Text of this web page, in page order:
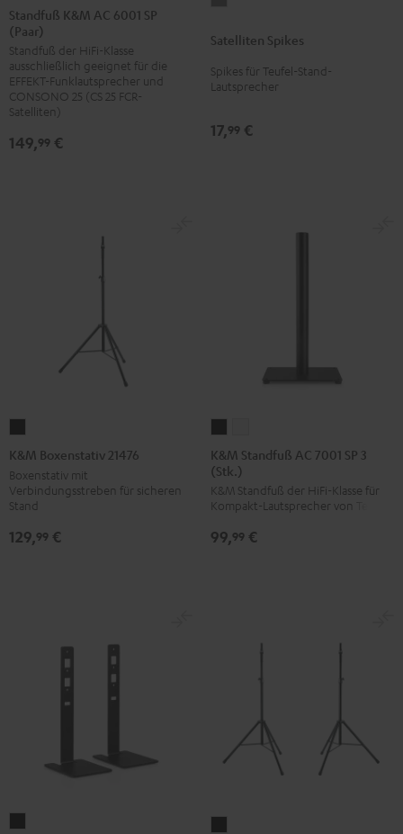
K&M
AC
6001
SP
(Paar)
Schwarz
K&M
6001
SP
(Paar)
Weiß
Standfuß K&M AC 6001 SP
(Paar)
Standfuß der HiFi-Klasse
ausschließlich geeignet für die
EFFEKT-Funklautsprecher und
CONSONO 25 (CS 25 FCR-
Satelliten)
149,99 €
Titan
Satelliten Spikes
Spikes für Teufel-Stand-
Lautsprecher
17,99 €
Boxenstativ
21476
Schwarz
K&M Boxenstativ 21476
Boxenstativ mit
Verbindungsstreben für sicheren
Stand
129,99 €
Standfuß
AC
7001
SP
3
Standfuß
7001
SP
3
K&M Standfuß AC 7001 SP 3
(Stk.)
K&M Standfuß der HiFi-Klasse für
Kompakt-Lautsprecher von Teufel
99,99 €